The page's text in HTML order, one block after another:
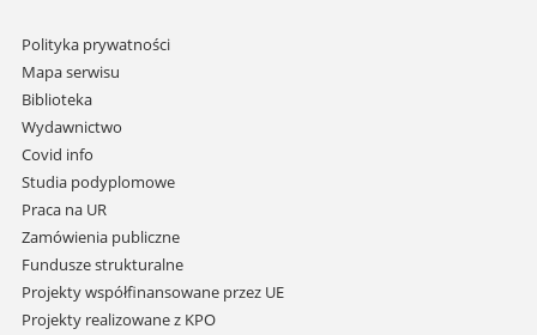
Pomiń
nawigację
i
przejdź
do
treści
Polityka prywatności
Mapa serwisu
Biblioteka
Wydawnictwo
Covid info
Studia podyplomowe
Praca na UR
Zamówienia publiczne
Fundusze strukturalne
Projekty współfinansowane przez UE
Projekty realizowane z KPO